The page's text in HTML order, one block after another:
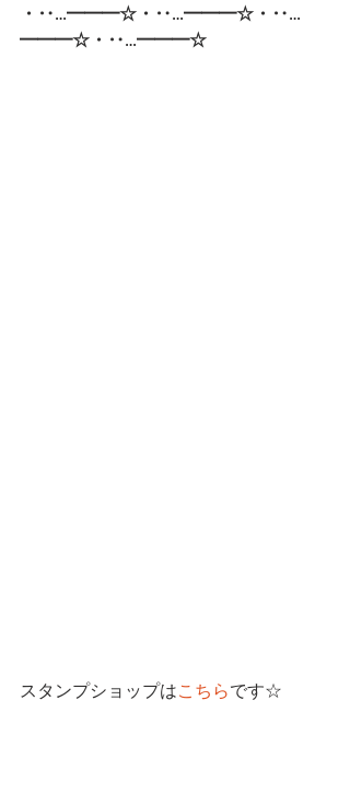
・‥…━━━☆・‥…━━━☆・‥…
━━━☆・‥…━━━☆
スタンプショップはこちらです☆